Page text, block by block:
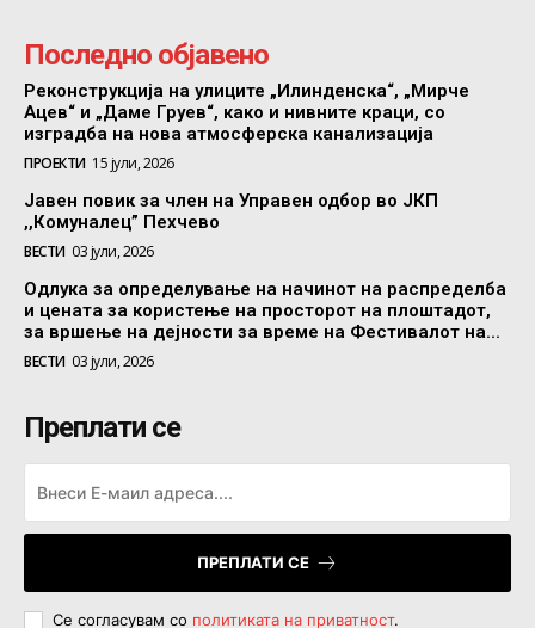
Последно објавено
Реконструкција на улиците „Илинденска“, „Мирче
Ацев“ и „Даме Груев“, како и нивните краци, со
изградба на нова атмосферска канализација
ПРОЕКТИ 15 јули, 2026
Јавен повик за член на Управен одбор во ЈКП
,,Комуналец” Пехчево
ВЕСТИ 03 јули, 2026
Одлука за определување на начинот на распределба
и цената за користење на просторот на плоштадот,
за вршење на дејности за време на Фестивалот на...
ВЕСТИ 03 јули, 2026
Преплати се
ПРЕПЛАТИ СЕ
Се согласувам со политиката на приватност.